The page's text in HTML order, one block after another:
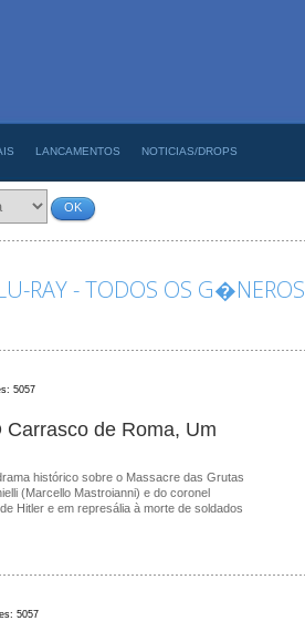
LANCAMENTOS NOTICIAS/DROPS
OK
RAY - TODOS OS G�NEROS
5057
de Roma, Um
histórico sobre o Massacre das Grutas
(Marcello Mastroianni) e do coronel
Hitler e em represália à morte de soldados
5057